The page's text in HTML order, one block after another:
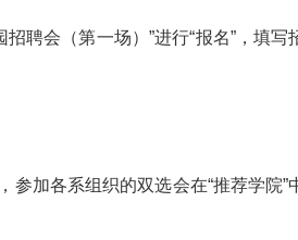
聘会（第一场）”进行“报名”，填写
加各系组织的双选会在“推荐学院”